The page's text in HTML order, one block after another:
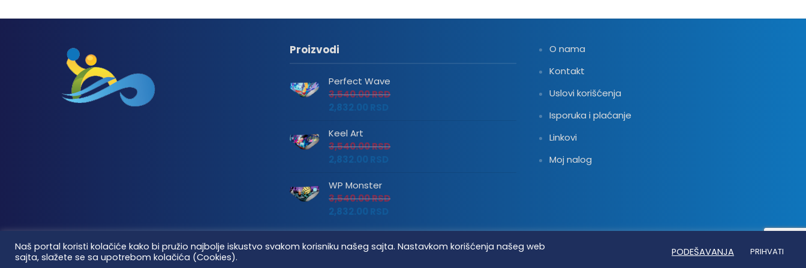
Proizvodi
Perfect Wave
3,540.00RSD
2,832.00
Keel Art
3,540.00RSD
2,832.00
WP Monster
3,540.00RSD
2,832.00
O nama
Kontakt
Uslovi korišćenja
Isporuka i plaćanje
Linkovi
Moj nalog
Vaterpolo vesti © 2026. Sva prava zadržana.
Naš portal koristi kolačiće kako bi pružio najbolje iskustvo svakom korisniku našeg sajta. Nastavkom korišćenja našeg web
sajta, slažete se sa upotrebom kolačića (Cookies).
PODEŠAVANJA PRIHVATI